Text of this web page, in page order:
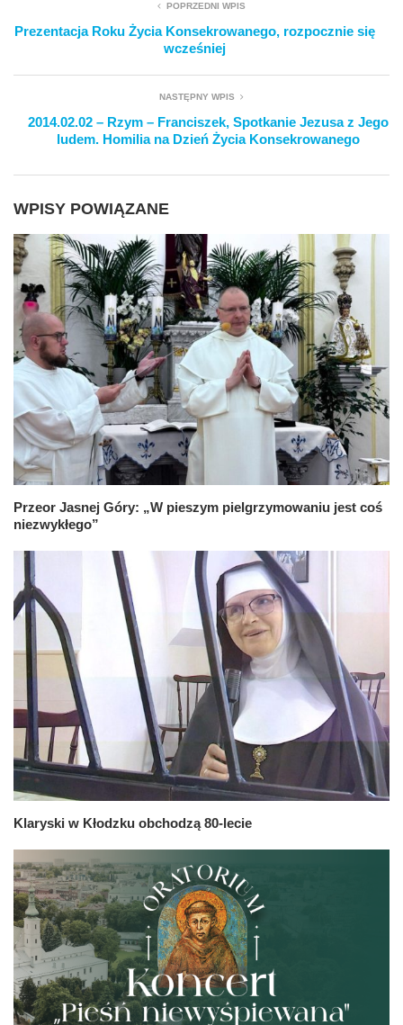
POPRZEDNI WPIS
Prezentacja Roku Życia Konsekrowanego, rozpocznie się
wcześniej
NASTĘPNY WPIS
2014.02.02 – Rzym – Franciszek, Spotkanie Jezusa z Jego
ludem. Homilia na Dzień Życia Konsekrowanego
WPISY POWIĄZANE
Przeor Jasnej Góry: „W pieszym pielgrzymowaniu jest coś
niezwykłego”
Klaryski w Kłodzku obchodzą 80-lecie